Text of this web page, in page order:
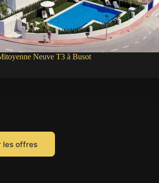
Neuve T3 à Busot
les offres